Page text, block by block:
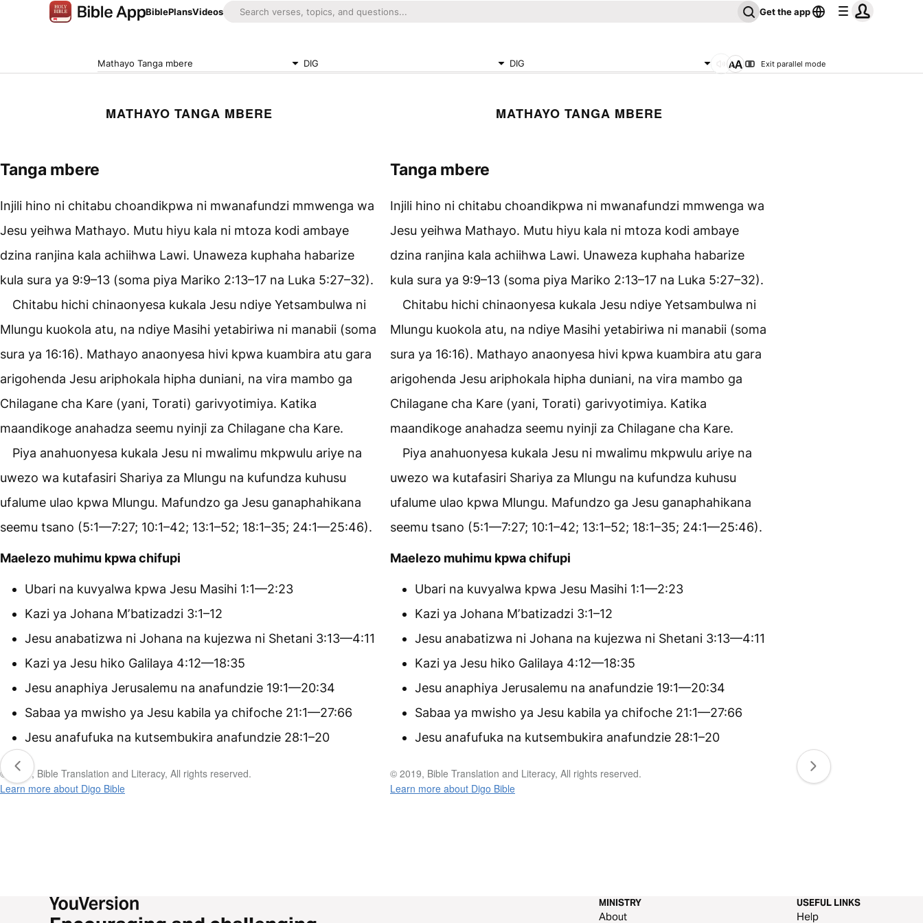
BiblePlansVideos Get the app
Mathayo Tanga mbere DIG DIG Exit parallel mode
MATHAYO TANGA MBERE
Tanga mbere
Injili hino ni chitabu choandikpwa ni mwanafundzi mmwenga wa
Jesu yeihwa Mathayo. Mutu hiyu kala ni mtoza kodi ambaye
dzina ranjina kala achiihwa Lawi. Unaweza kuphaha habarize
kula sura ya 9:9–13 (soma piya Mariko 2:13–17 na Luka 5:27–32).
Chitabu hichi chinaonyesa kukala Jesu ndiye Yetsambulwa ni
Mlungu kuokola atu, na ndiye Masihi yetabiriwa ni manabii (soma
sura ya 16:16). Mathayo anaonyesa hivi kpwa kuambira atu gara
arigohenda Jesu ariphokala hipha duniani, na vira mambo ga
Chilagane cha Kare (yani, Torati) garivyotimiya. Katika
maandikoge anahadza seemu nyinji za Chilagane cha Kare.
Piya anahuonyesa kukala Jesu ni mwalimu mkpwulu ariye na
uwezo wa kutafasiri Shariya za Mlungu na kufundza kuhusu
ufalume ulao kpwa Mlungu. Mafundzo ga Jesu ganaphahikana
seemu tsano (5:1—7:27; 10:1–42; 13:1–52; 18:1–35; 24:1—25:46).
Maelezo muhimu kpwa chifupi
Ubari na kuvyalwa kpwa Jesu Masihi 1:1—2:23
Kazi ya Johana Mʼbatizadzi 3:1–12
Jesu anabatizwa ni Johana na kujezwa ni Shetani 3:13—4:11
Kazi ya Jesu hiko Galilaya 4:12—18:35
Jesu anaphiya Jerusalemu na anafundzie 19:1—20:34
Sabaa ya mwisho ya Jesu kabila ya chifoche 21:1—27:66
Jesu anafufuka na kutsembukira anafundzie 28:1–20
© 2019, Bible Translation and Literacy, All rights reserved.
Learn more about Digo Bible
MATHAYO TANGA MBERE
Tanga mbere
Injili hino ni chitabu choandikpwa ni mwanafundzi mmwenga wa
Jesu yeihwa Mathayo. Mutu hiyu kala ni mtoza kodi ambaye
dzina ranjina kala achiihwa Lawi. Unaweza kuphaha habarize
kula sura ya 9:9–13 (soma piya Mariko 2:13–17 na Luka 5:27–32).
Chitabu hichi chinaonyesa kukala Jesu ndiye Yetsambulwa ni
Mlungu kuokola atu, na ndiye Masihi yetabiriwa ni manabii (soma
sura ya 16:16). Mathayo anaonyesa hivi kpwa kuambira atu gara
arigohenda Jesu ariphokala hipha duniani, na vira mambo ga
Chilagane cha Kare (yani, Torati) garivyotimiya. Katika
maandikoge anahadza seemu nyinji za Chilagane cha Kare.
Piya anahuonyesa kukala Jesu ni mwalimu mkpwulu ariye na
uwezo wa kutafasiri Shariya za Mlungu na kufundza kuhusu
ufalume ulao kpwa Mlungu. Mafundzo ga Jesu ganaphahikana
seemu tsano (5:1—7:27; 10:1–42; 13:1–52; 18:1–35; 24:1—25:46).
Maelezo muhimu kpwa chifupi
Ubari na kuvyalwa kpwa Jesu Masihi 1:1—2:23
Kazi ya Johana Mʼbatizadzi 3:1–12
Jesu anabatizwa ni Johana na kujezwa ni Shetani 3:13—4:11
Kazi ya Jesu hiko Galilaya 4:12—18:35
Jesu anaphiya Jerusalemu na anafundzie 19:1—20:34
Sabaa ya mwisho ya Jesu kabila ya chifoche 21:1—27:66
Jesu anafufuka na kutsembukira anafundzie 28:1–20
© 2019, Bible Translation and Literacy, All rights reserved.
Learn more about Digo Bible
MINISTRY
About
USEFUL LINKS
Help